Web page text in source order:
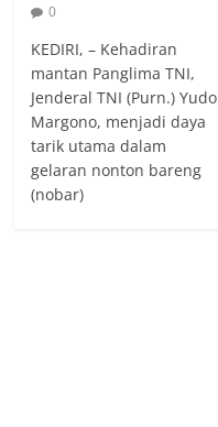
0
KEDIRI, – Kehadiran
mantan Panglima TNI,
Jenderal TNI (Purn.) Yudo
Margono, menjadi daya
tarik utama dalam
gelaran nonton bareng
(nobar)